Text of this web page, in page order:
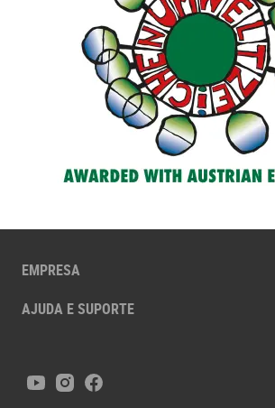
EMPRESA
AJUDA E SUPORTE
YoutubeInstagram
Facebook